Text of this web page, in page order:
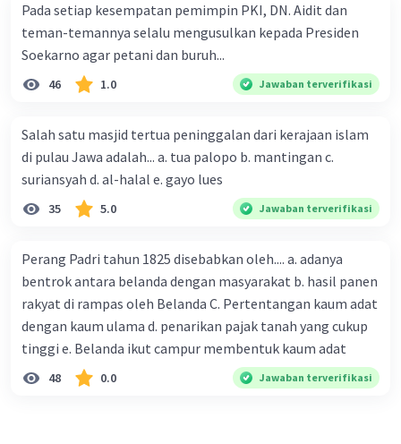
Pada setiap kesempatan pemimpin PKI, DN. Aidit dan
teman-temannya selalu mengusulkan kepada Presiden
Soekarno agar petani dan buruh...
46 1.0 Jawaban terverifikasi
Salah satu masjid tertua peninggalan dari kerajaan islam
di pulau Jawa adalah... a. tua palopo b. mantingan c.
suriansyah d. al-halal e. gayo lues
35 5.0 Jawaban terverifikasi
Perang Padri tahun 1825 disebabkan oleh.... a. adanya
bentrok antara belanda dengan masyarakat b. hasil panen
rakyat di rampas oleh Belanda C. Pertentangan kaum adat
dengan kaum ulama d. penarikan pajak tanah yang cukup
tinggi e. Belanda ikut campur membentuk kaum adat
48 0.0 Jawaban terverifikasi